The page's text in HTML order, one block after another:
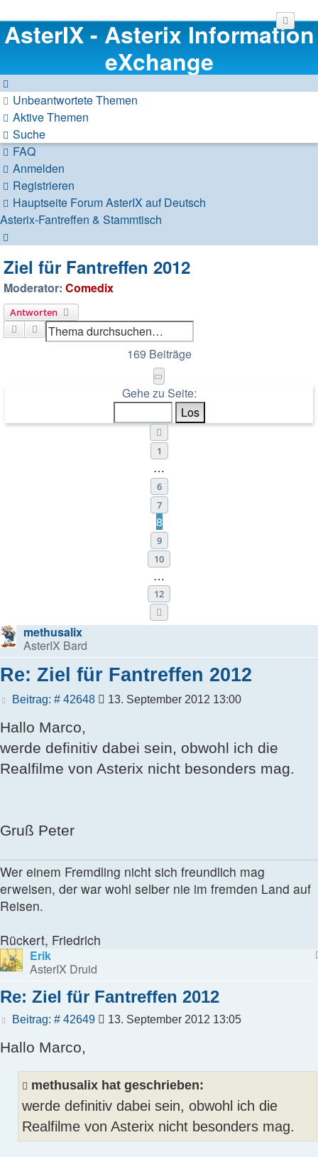
AsterIX - Asterix Information
eXchange
Unbeantwortete Themen
Aktive Themen
Suche
FAQ
Anmelden
Registrieren
Hauptseite ForumAsterIX auf Deutsch
Asterix-Fantreffen & Stammtisch
Ziel für Fantreffen 2012
Moderator: Comedix
Antworten
Suche
Erweiterte Suche
169 Beiträge
Seite
Gehe zu Seite:
1
…
6
7
8
9
10
…
12
methusalix
AsterIX Bard
Re: Ziel für Fantreffen 2012
Beitrag: # 42648Beitrag
13. September 2012 13:00
Hallo Marco,
werde definitiv dabei sein, obwohl ich die
Realfilme von Asterix nicht besonders mag.
Gruß Peter
Wer einem Fremdling nicht sich freundlich mag
erweisen, der war wohl selber nie im fremden Land auf
Reisen.
Rückert, Friedrich
Erik
AsterIX Druid
Re: Ziel für Fantreffen 2012
Beitrag: # 42649Beitrag
13. September 2012 13:05
Hallo Marco,
methusalix hat geschrieben:
werde definitiv dabei sein, obwohl ich die
Realfilme von Asterix nicht besonders mag.